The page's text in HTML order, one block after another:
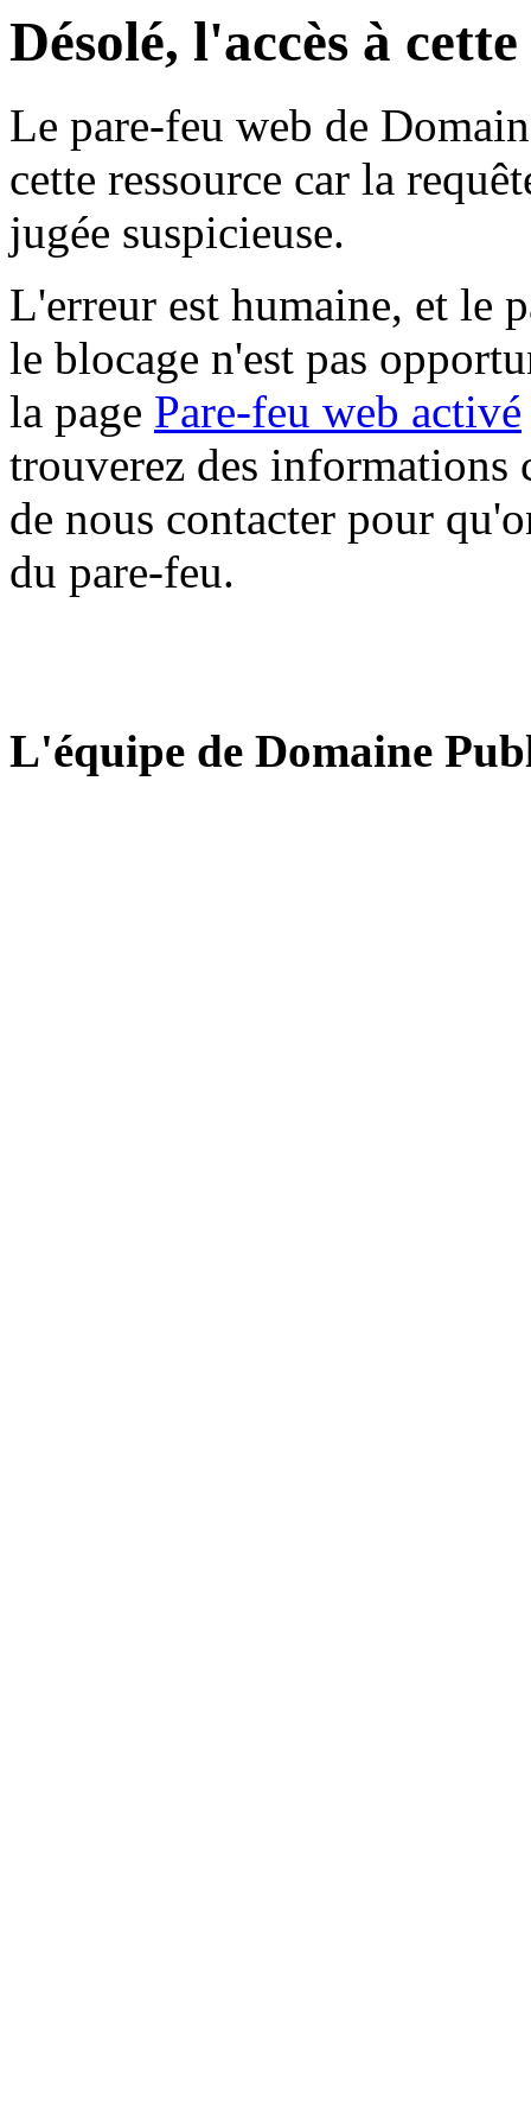
Désolé, l'accès à
Le pare-feu web de
cette ressource car la
jugée suspicieuse.
L'erreur est humaine, et le
le blocage n'est pas
la page Pare-feu web activé
trouverez des informations
de nous contacter pour
du pare-feu.
L'équipe de Domaine